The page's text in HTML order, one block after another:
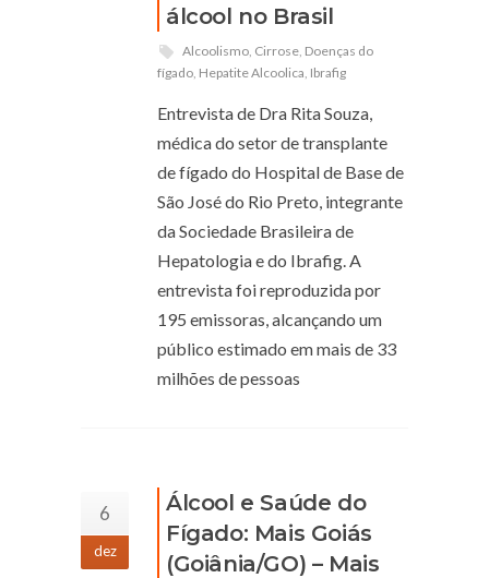
álcool no Brasil
Alcoolismo, Cirrose, Doenças do
fígado, Hepatite Alcoolica, Ibrafig
Entrevista de Dra Rita Souza,
médica do setor de transplante
de fígado do Hospital de Base de
São José do Rio Preto, integrante
da Sociedade Brasileira de
Hepatologia e do Ibrafig. A
entrevista foi reproduzida por
195 emissoras, alcançando um
público estimado em mais de 33
milhões de pessoas
6
dez
Álcool e Saúde do
Fígado: Mais Goiás
(Goiânia/GO) – Mais